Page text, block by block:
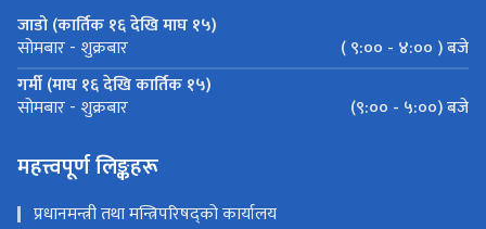
जाडो (कार्तिक १६ देखि माघ १५)
सोमबार - शुक्रबार
( ९:०० - ४:०० ) बजे
गर्मी (माघ १६ देखि कार्तिक १५)
सोमबार - शुक्रबार (९:०० - ५:००) बजे
महत्त्वपूर्ण लिङ्कहरू
प्रधानमन्त्री तथा मन्त्रिपरिषद्को कार्यालय